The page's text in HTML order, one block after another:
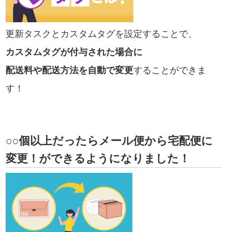
更新タスクとカスタムタグを設定することで、
カスタムタグが付与された場合に
配送料や配送方法を自動で変更することができま
す！
○○個以上だったらメール便から宅配便に
変更！ができるようになりました！